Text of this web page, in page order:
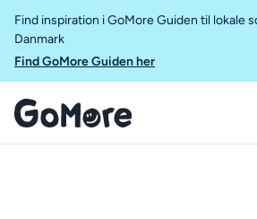
Find inspiration i GoMore Guiden til lokale
Danmark
Find GoMore Guiden her